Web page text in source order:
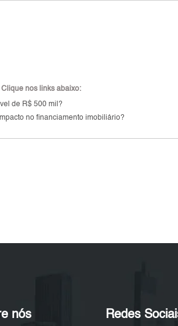
nos links abaixo:
de R$ 500 mil?
no financiamento imobiliário?
nós Redes